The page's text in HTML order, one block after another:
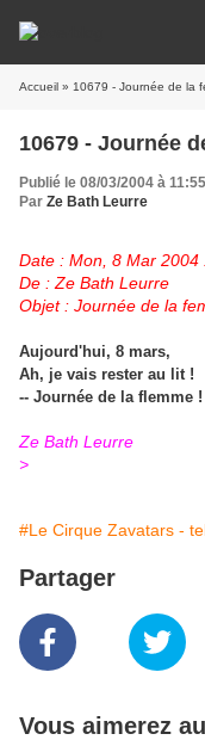
Accueil » 10679 - Journée de la
10679 - Journée
Publié le 08/03/2004 à 11:55
Par Ze Bath Leurre
Date : Mon, 8 Mar 2004
De : Ze Bath Leurre
Objet : Journée de la
Aujourd'hui, 8 mars,
Ah, je vais rester au lit !
-- Journée de la flemme !
Ze Bath Leurre
>
#Le Cirque Zavatars -
Partager
Vous aimerez